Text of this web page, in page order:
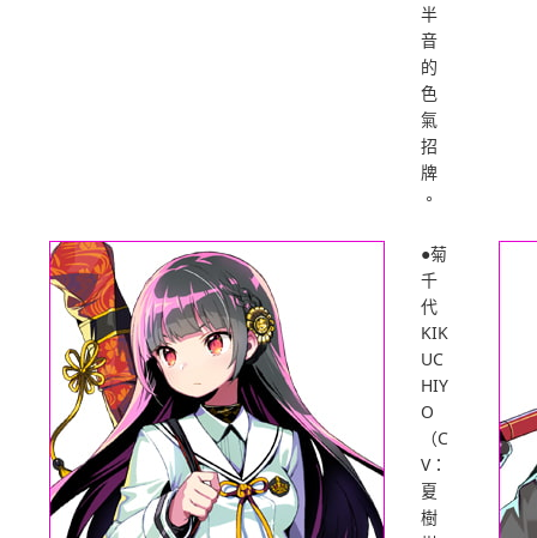
半
音
的
色
氣
招
牌
。
●菊
千
代
KIK
UC
HIY
O
（C
V：
夏
樹